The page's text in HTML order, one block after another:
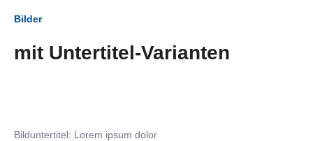
Bilder
mit Untertitel-Varianten
Bilduntertitel: Lorem ipsum dolor